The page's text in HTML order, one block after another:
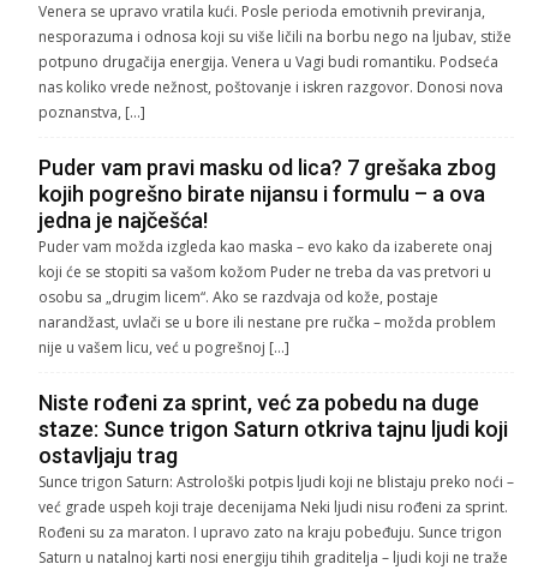
Venera se upravo vratila kući. Posle perioda emotivnih previranja,
nesporazuma i odnosa koji su više ličili na borbu nego na ljubav, stiže
potpuno drugačija energija. Venera u Vagi budi romantiku. Podseća
nas koliko vrede nežnost, poštovanje i iskren razgovor. Donosi nova
poznanstva, […]
Puder vam pravi masku od lica? 7 grešaka zbog
kojih pogrešno birate nijansu i formulu – a ova
jedna je najčešća!
Puder vam možda izgleda kao maska – evo kako da izaberete onaj
koji će se stopiti sa vašom kožom Puder ne treba da vas pretvori u
osobu sa „drugim licem“. Ako se razdvaja od kože, postaje
narandžast, uvlači se u bore ili nestane pre ručka – možda problem
nije u vašem licu, već u pogrešnoj […]
Niste rođeni za sprint, već za pobedu na duge
staze: Sunce trigon Saturn otkriva tajnu ljudi koji
ostavljaju trag
Sunce trigon Saturn: Astrološki potpis ljudi koji ne blistaju preko noći –
već grade uspeh koji traje decenijama Neki ljudi nisu rođeni za sprint.
Rođeni su za maraton. I upravo zato na kraju pobeđuju. Sunce trigon
Saturn u natalnoj karti nosi energiju tihih graditelja – ljudi koji ne traže